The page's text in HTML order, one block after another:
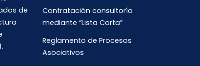
de
Contratación consultoría
mediante “Lista Corta”
Reglamento de Procesos
Asociativos